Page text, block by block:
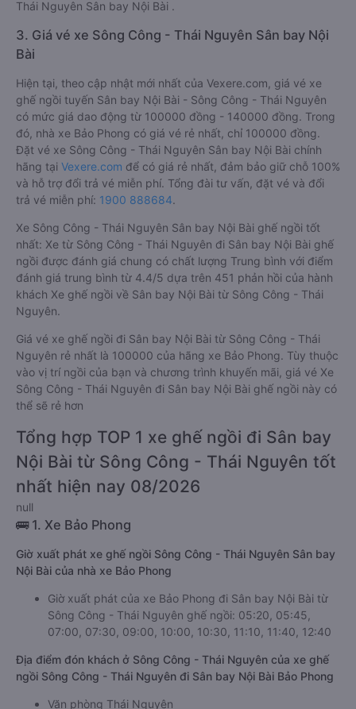
Thái Nguyên Sân bay Nội Bài .
3. Giá vé xe Sông Công - Thái Nguyên Sân bay Nội
Bài
Hiện tại, theo cập nhật mới nhất của Vexere.com, giá vé xe
ghế ngồi tuyến Sân bay Nội Bài - Sông Công - Thái Nguyên
có mức giá dao động từ 100000 đồng - 140000 đồng. Trong
đó, nhà xe Bảo Phong có giá vé rẻ nhất, chỉ 100000 đồng.
Đặt vé xe Sông Công - Thái Nguyên Sân bay Nội Bài chính
hãng tại Vexere.com để có giá rẻ nhất, đảm bảo giữ chỗ 100%
và hỗ trợ đổi trả vé miễn phí. Tổng đài tư vấn, đặt vé và đổi
trả vé miễn phí: 1900 888684.
Xe Sông Công - Thái Nguyên Sân bay Nội Bài ghế ngồi tốt
nhất: Xe từ Sông Công - Thái Nguyên đi Sân bay Nội Bài ghế
ngồi được đánh giá chung có chất lượng Trung bình với điểm
đánh giá trung bình từ 4.4/5 dựa trên 451 phản hồi của hành
khách Xe ghế ngồi về Sân bay Nội Bài từ Sông Công - Thái
Nguyên.
Giá vé xe ghế ngồi đi Sân bay Nội Bài từ Sông Công - Thái
Nguyên rẻ nhất là 100000 của hãng xe Bảo Phong. Tùy thuộc
vào vị trí ngồi của bạn và chương trình khuyến mãi, giá vé Xe
Sông Công - Thái Nguyên đi Sân bay Nội Bài ghế ngồi này có
thể sẽ rẻ hơn
Tổng hợp TOP 1 xe ghế ngồi đi Sân bay
Nội Bài từ Sông Công - Thái Nguyên tốt
nhất hiện nay 08/2026
null
🚌 1. Xe Bảo Phong
Giờ xuất phát xe ghế ngồi Sông Công - Thái Nguyên Sân bay
Nội Bài của nhà xe Bảo Phong
Giờ xuất phát của xe Bảo Phong đi Sân bay Nội Bài từ
Sông Công - Thái Nguyên ghế ngồi: 05:20, 05:45,
07:00, 07:30, 09:00, 10:00, 10:30, 11:10, 11:40, 12:40
Địa điểm đón khách ở Sông Công - Thái Nguyên của xe ghế
ngồi Sông Công - Thái Nguyên đi Sân bay Nội Bài Bảo Phong
Văn phòng Thái Nguyên